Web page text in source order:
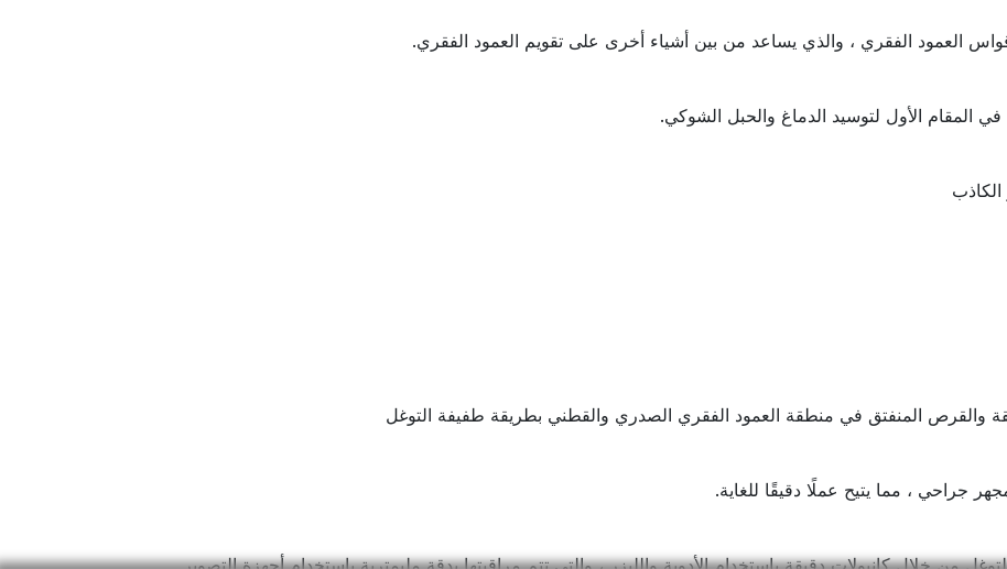
الكاذب
والقرص المنفتق في منطقة العمود الفقري الصدري والقطني بطريقة طفيفة التوغل
جراحي ، مما يتيح عملًا دقيقًا للغاية.